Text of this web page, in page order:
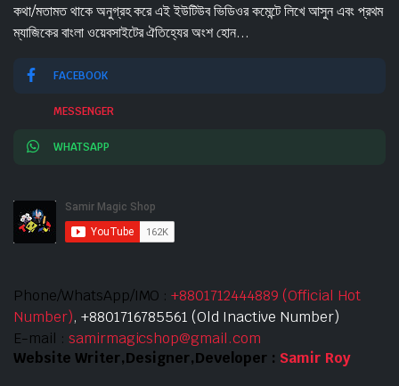
কথা/মতামত থাকে অনুগ্রহ করে এই ইউটিউব ভিডিওর কমেন্টে লিখে আসুন এবং প্রথম
ম্যাজিকের বাংলা ওয়েবসাইটের ঐতিহ্যের অংশ হোন...
FACEBOOK
MESSENGER
WHATSAPP
Phone/WhatsApp/IMO : +8801712444889 (Official Hot
Number), +8801716785561 (Old Inactive Number)
E-mail : samirmagicshop@gmail.com
Website Writer,Designer,Developer : Samir Roy